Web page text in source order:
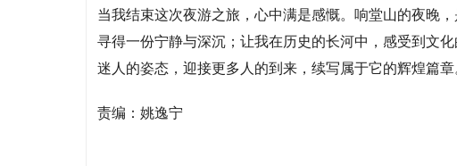
当我结束这次夜游之旅，心中满是感慨。响堂山的夜晚
寻得一份宁静与深沉；让我在历史的长河中，感受到文
迷人的姿态，迎接更多人的到来，续写属于它的辉煌篇章
责编：姚逸宁